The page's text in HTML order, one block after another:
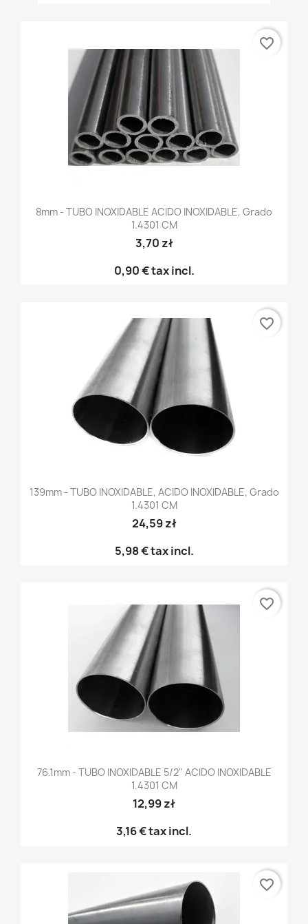
8mm - TUBO INOXIDABLE ACIDO INOXIDABLE, Grado
1.4301 CM
3,70 zł
0,90 €tax incl.
favorite_border
139mm - TUBO INOXIDABLE, ACIDO INOXIDABLE, Grado
1.4301 CM
24,59 zł
5,98 €tax incl.
favorite_border
76.1mm - TUBO INOXIDABLE 5/2" ACIDO INOXIDABLE
1.4301 CM
12,99 zł
3,16 €tax incl.
favorite_border
favorite_border